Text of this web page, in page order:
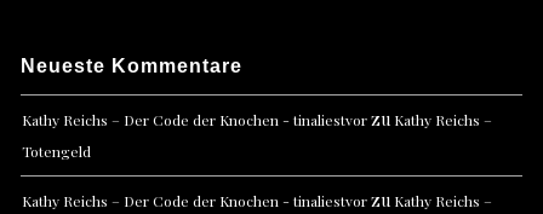
Neueste Kommentare
Kathy Reichs – Der Code der Knochen - tinaliestvorzu Kathy Reichs –
Totengeld
Kathy Reichs – Der Code der Knochen - tinaliestvorzu Kathy Reichs –